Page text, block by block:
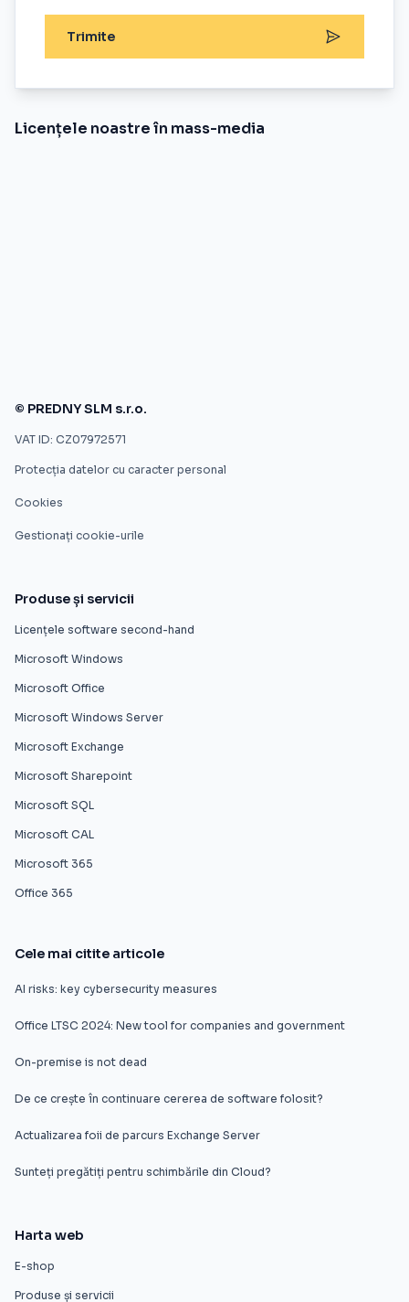
Trimite
Licențele noastre în mass-media
© PREDNY SLM s.r.o.
VAT ID: CZ07972571
Protecția datelor cu caracter personal
Cookies
Gestionați cookie-urile
Produse și servicii
Licențele software second-hand
Microsoft Windows
Microsoft Office
Microsoft Windows Server
Microsoft Exchange
Microsoft Sharepoint
Microsoft SQL
Microsoft CAL
Microsoft 365
Office 365
Cele mai citite articole
AI risks: key cybersecurity measures
Office LTSC 2024: New tool for companies and government
On-premise is not dead
De ce crește în continuare cererea de software folosit?
Actualizarea foii de parcurs Exchange Server
Sunteți pregătiți pentru schimbările din Cloud?
Harta web
E-shop
Produse și servicii